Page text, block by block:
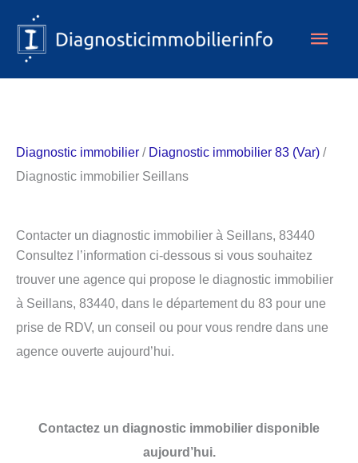
contenu
Diagnostic immobilier / Diagnostic immobilier 83 (Var) /
Diagnostic immobilier Seillans
Contacter un diagnostic immobilier à Seillans, 83440
Consultez l’information ci-dessous si vous souhaitez
trouver une agence qui propose le diagnostic immobilier
à Seillans, 83440, dans le département du 83 pour une
prise de RDV, un conseil ou pour vous rendre dans une
agence ouverte aujourd’hui.
Contactez un diagnostic immobilier disponible
aujourd’hui.